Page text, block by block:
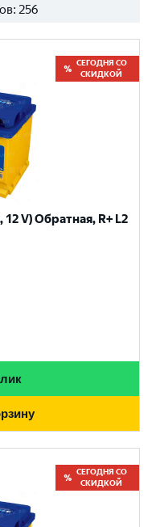
256
СЕГОДНЯ СО
СКИДКОЙ
12 V) Обратная, R+ L2
СЕГОДНЯ СО
СКИДКОЙ